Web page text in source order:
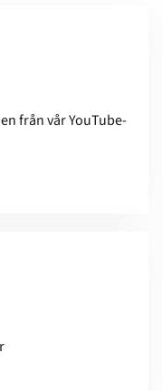
från vår YouTube-